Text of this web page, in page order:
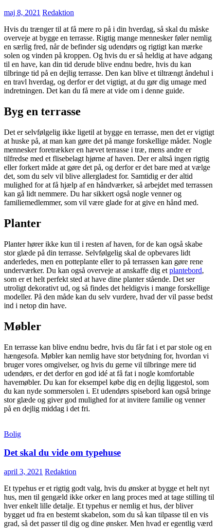
maj 8, 2021 Redaktion
Hvis du trænger til at få mere ro på i din hverdag, så skal du måske
overveje at bygge en terrasse. Rigtig mange mennesker føler nemlig
en særlig fred, når de befinder sig udendørs og rigtigt kan mærke
solen og vinden på kroppen. Og hvis du er så heldig at have adgang
til en have, kan din tid derude blive endnu bedre, hvis du kan
tilbringe tid på en dejlig terrasse. Den kan blive et tiltrængt åndehul i
en travl hverdag, og derfor er det vigtigt, at du gør dig umage med
indretningen. Det kan du få mere at vide om i denne guide.
Byg en terrasse
Det er selvfølgelig ikke ligetil at bygge en terrasse, men det er vigtigt
at huske på, at man kan gøre det på mange forskellige måder. Nogle
mennesker foretrækker en hævet terrasse i træ, mens andre er
tilfredse med et flisebelagt hjørne af haven. Der er altså ingen rigtig
eller forkert måde at gøre det på, og derfor er det bare med at vælge
det, som du selv vil blive allergladest for. Samtidig er der altid
mulighed for at få hjælp af en håndværker, så arbejdet med terrassen
kan gå lidt nemmere. Du har sikkert også nogle venner og
familiemedlemmer, som vil være glade for at give en hånd med.
Planter
Planter hører ikke kun til i resten af haven, for de kan også skabe
stor glæde på din terrasse. Selvfølgelig skal de opbevares lidt
anderledes, men en potteplante eller to på terrassen kan gøre rene
underværker. Du kan også overveje at anskaffe dig et plantebord,
som er et helt perfekt sted at have dine planter stående. Det ser
utroligt dekorativt ud, og så findes det heldigvis i mange forskellige
modeller. På den måde kan du selv vurdere, hvad der vil passe bedst
ind i netop din have.
Møbler
En terrasse kan blive endnu bedre, hvis du får fat i et par stole og en
hængesofa. Møbler kan nemlig have stor betydning for, hvordan vi
bruger vores omgivelser, og hvis du gerne vil tilbringe mere tid
udendørs, er det derfor en god idé at få fat i nogle komfortable
havemøbler. Du kan for eksempel købe dig en dejlig liggestol, som
du kan nyde sommersolen i. Et udendørs spisebord kan også bringe
stor glæde og giver god mulighed for at invitere familie og venner
på en dejlig middag i det fri.
Bolig
Det skal du vide om typehuse
april 3, 2021 Redaktion
Et typehus er et rigtig godt valg, hvis du ønsker at bygge et helt nyt
hus, men til gengæld ikke orker en lang proces med at tage stilling til
hver enkelt lille detalje. Et typehus er nemlig et hus, der bliver
bygget ud fra en bestemt skabelon, som du så kan tilpasse til en vis
grad, så det passer til dig og dine ønsker. Men hvad er egentlig værd